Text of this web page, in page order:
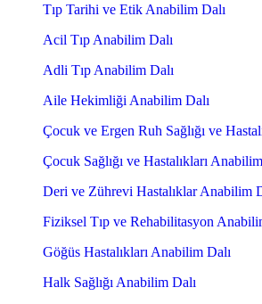
Tıp Tarihi ve Etik Anabilim Dalı
Acil Tıp Anabilim Dalı
Adli Tıp Anabilim Dalı
Aile Hekimliği Anabilim Dalı
Çocuk ve Ergen Ruh Sağlığı ve
Çocuk Sağlığı ve Hastalıkları
Deri ve Zührevi Hastalıklar Anabilim
Fiziksel Tıp ve Rehabilitasyon
Göğüs Hastalıkları Anabilim Dalı
Halk Sağlığı Anabilim Dalı